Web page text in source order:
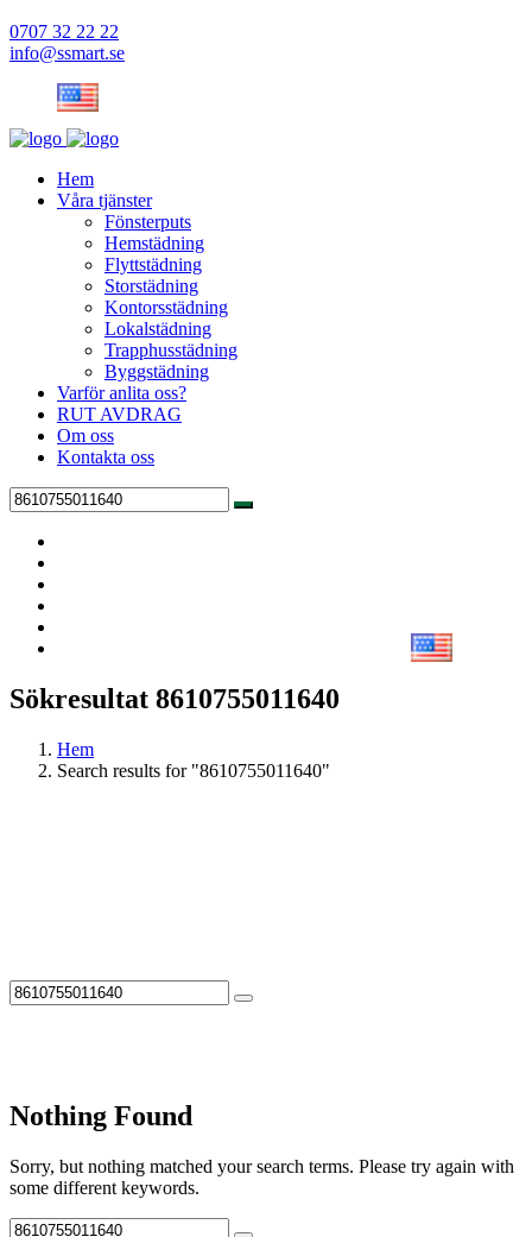
0707 32 22 22
info@ssmart.se
Hem
Våra tjänster
Fönsterputs
Hemstädning
Flyttstädning
Storstädning
Kontorsstädning
Lokalstädning
Trapphusstädning
Byggstädning
Varför anlita oss?
RUT AVDRAG
Om oss
Kontakta oss
Sökresultat 8610755011640
Hem
Search results for "8610755011640"
Nothing Found
Sorry, but nothing matched your search terms. Please try again with
some different keywords.